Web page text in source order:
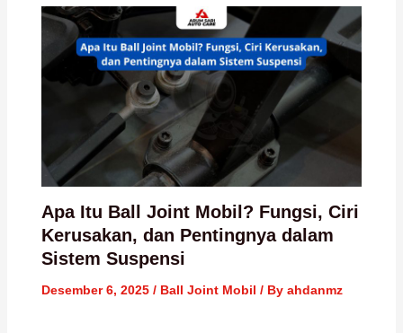
Apa Itu Ball Joint Mobil? Fungsi, Ciri
Kerusakan, dan Pentingnya dalam
Sistem Suspensi
Desember 6, 2025 / Ball Joint Mobil / By ahdanmz